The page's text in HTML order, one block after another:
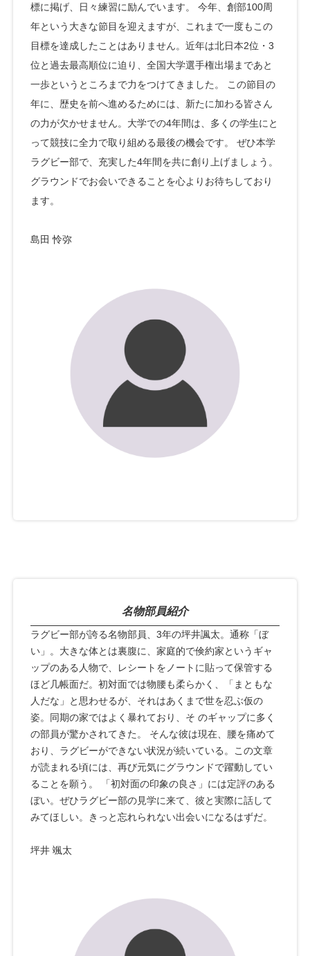
標に掲げ、日々練習に励んでいます。 今年、創部100周
年という大きな節目を迎えますが、これまで一度もこの
目標を達成したことはありません。近年は北日本2位・3
位と過去最高順位に迫り、全国大学選手権出場まであと
一歩というところまで力をつけてきました。 この節目の
年に、歴史を前へ進めるためには、新たに加わる皆さん
の力が欠かせません。大学での4年間は、多くの学生にと
って競技に全力で取り組める最後の機会です。 ぜひ本学
ラグビー部で、充実した4年間を共に創り上げましょう。
グラウンドでお会いできることを心よりお待ちしており
ます。
島田 怜弥
名物部員紹介
ラグビー部が誇る名物部員、3年の坪井諷太。通称「ぼ
い」。大きな体とは裏腹に、家庭的で倹約家というギャ
ップのある人物で、レシートをノートに貼って保管する
ほど几帳面だ。初対面では物腰も柔らかく、「まともな
人だな」と思わせるが、それはあくまで世を忍ぶ仮の
姿。同期の家ではよく暴れており、そ のギャップに多く
の部員が驚かされてきた。 そんな彼は現在、腰を痛めて
おり、ラグビーができない状況が続いている。この文章
が読まれる頃には、再び元気にグラウンドで躍動してい
ることを願う。 「初対面の印象の良さ」には定評のある
ぼい。ぜひラグビー部の見学に来て、彼と実際に話して
みてほしい。きっと忘れられない出会いになるはずだ。
坪井 颯太